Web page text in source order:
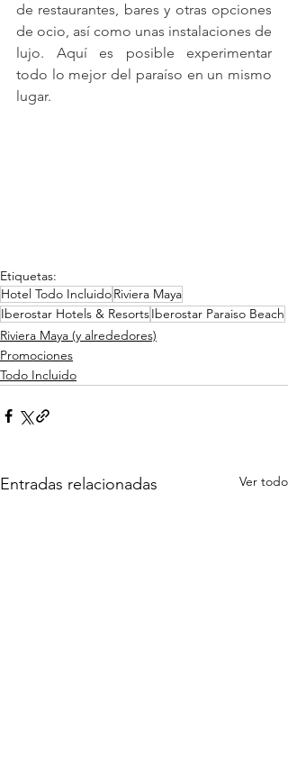
de restaurantes, bares y otras opciones
de ocio, así como unas instalaciones de
lujo. Aquí es posible experimentar
todo lo mejor del paraíso en un mismo
lugar.
Etiquetas:
Hotel Todo IncluidoRiviera Maya
Iberostar Hotels & ResortsIberostar Paraiso Beach
Riviera Maya (y alrededores)
Promociones
Todo Incluido
Entradas relacionadas Ver todo